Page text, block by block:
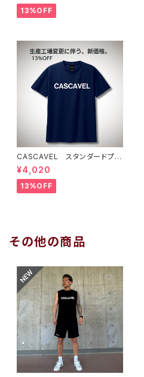
13%OFF
CASCAVEL スタンダードプラ
クティスシャツ ネイビー
¥4,020
13%OFF
その他の商品